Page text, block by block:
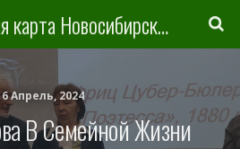
Литературная карта Новосибирска и Новосибирской области
Апрель, 2024
В Семейной Жизни